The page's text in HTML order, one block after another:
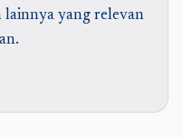
lainnya yang relevan